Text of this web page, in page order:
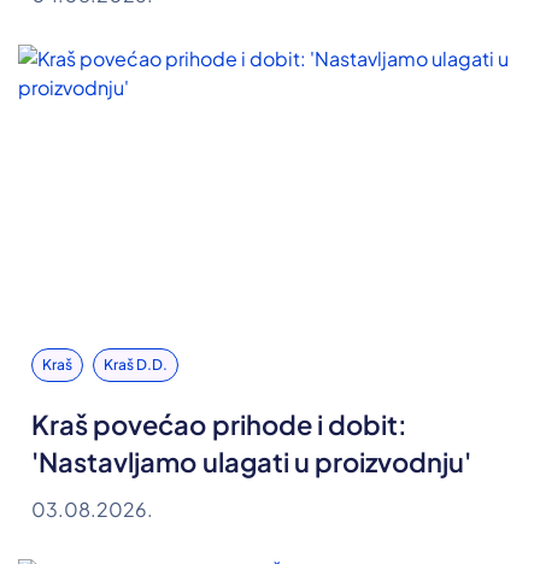
Kraš Kraš D.d.
Kraš povećao prihode i dobit:
'Nastavljamo ulagati u proizvodnju'
03.08.2026.